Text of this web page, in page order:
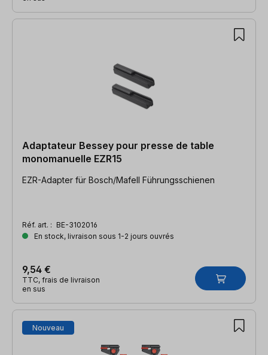
Adaptateur Bessey pour presse de table
monomanuelle EZR15
EZR-Adapter für Bosch/Mafell Führungsschienen
Réf. art. : BE-3102016
En stock, livraison sous 1-2 jours ouvrés
9,54 €
TTC, frais de livraison
en sus
Nouveau